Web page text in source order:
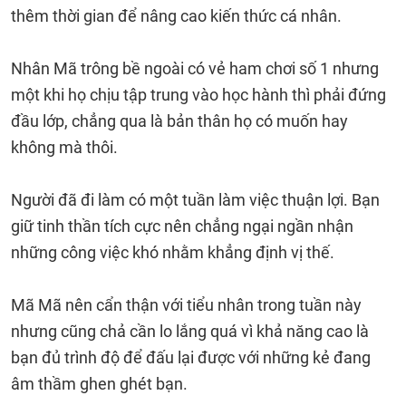
thêm thời gian để nâng cao kiến thức cá nhân.
Nhân Mã trông bề ngoài có vẻ ham chơi số 1 nhưng
một khi họ chịu tập trung vào học hành thì phải đứng
đầu lớp, chẳng qua là bản thân họ có muốn hay
không mà thôi.
Người đã đi làm có một tuần làm việc thuận lợi. Bạn
giữ tinh thần tích cực nên chẳng ngại ngần nhận
những công việc khó nhằm khẳng định vị thế.
Mã Mã nên cẩn thận với tiểu nhân trong tuần này
nhưng cũng chả cần lo lắng quá vì khả năng cao là
bạn đủ trình độ để đấu lại được với những kẻ đang
âm thầm ghen ghét bạn.